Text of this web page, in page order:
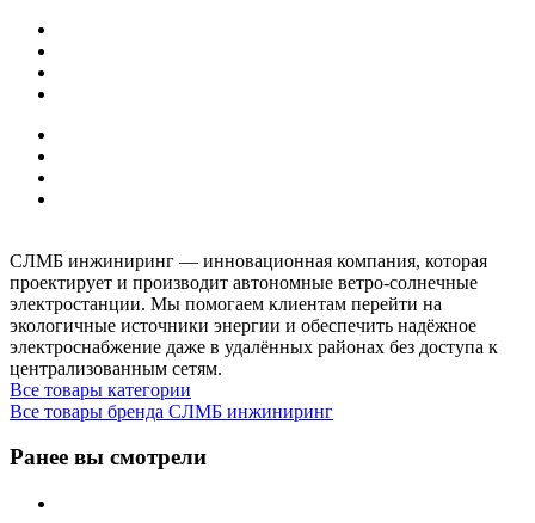
СЛМБ инжиниринг — инновационная компания, которая
проектирует и производит автономные ветро‑солнечные
электростанции. Мы помогаем клиентам перейти на
экологичные источники энергии и обеспечить надёжное
электроснабжение даже в удалённых районах без доступа к
централизованным сетям.
Все товары категории
Все товары бренда СЛМБ инжиниринг
Ранее вы смотрели